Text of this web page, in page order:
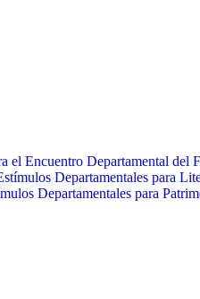
el Encuentro Departamental del
Departamentales para
Departamentales para